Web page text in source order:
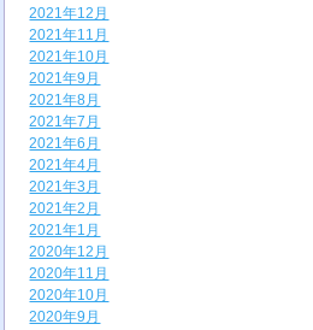
2021年12月
2021年11月
2021年10月
2021年9月
2021年8月
2021年7月
2021年6月
2021年4月
2021年3月
2021年2月
2021年1月
2020年12月
2020年11月
2020年10月
2020年9月